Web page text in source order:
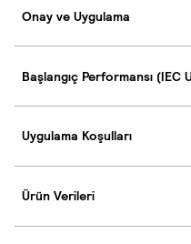
Onay ve Uygulama
Başlangıç Performansı (IEC
Uygulama Koşulları
Ürün Verileri